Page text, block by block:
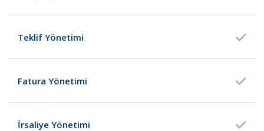
Teklif Yönetimi
Fatura Yönetimi
İrsaliye Yönetimi